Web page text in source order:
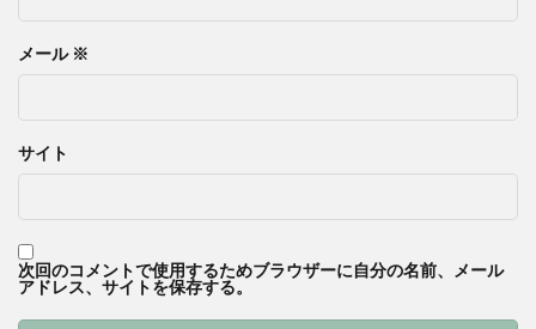
メール ※
サイト
次回のコメントで使用するためブラウザーに自分の名前、メール
アドレス、サイトを保存する。